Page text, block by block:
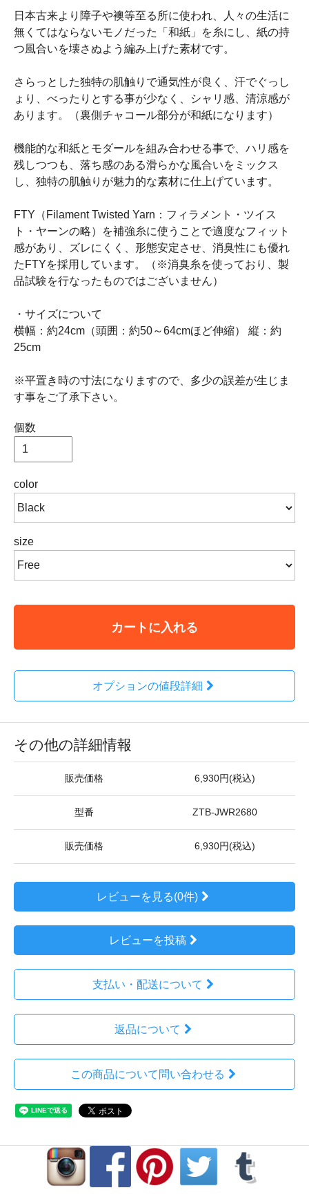
日本古来より障子や襖等至る所に使われ、人々の生活に
無くてはならないモノだった「和紙」を糸にし、紙の持
つ風合いを壊さぬよう編み上げた素材です。
さらっとした独特の肌触りで通気性が良く、汗でぐっし
ょり、べったりとする事が少なく、シャリ感、清涼感が
あります。（裏側チャコール部分が和紙になります）
機能的な和紙とモダールを組み合わせる事で、ハリ感を
残しつつも、落ち感のある滑らかな風合いをミックス
し、独特の肌触りが魅力的な素材に仕上げています。
FTY（Filament Twisted Yarn：フィラメント・ツイス
ト・ヤーンの略）を補強糸に使うことで適度なフィット
感があり、ズレにくく、形態安定させ、消臭性にも優れ
たFTYを採用しています。（※消臭糸を使っており、製
品試験を行なったものではございません）
・サイズについて
横幅：約24cm（頭囲：約50～64cmほど伸縮） 縦：約
25cm
※平置き時の寸法になりますので、多少の誤差が生じま
す事をご了承下さい。
個数
color
size
カートに入れる
オプションの値段詳細
その他の詳細情報
販売価格 6,930円(税込)
型番 ZTB-JWR2680
販売価格 6,930円(税込)
レビューを見る(0件)
レビューを投稿
支払い・配送について
返品について
この商品について問い合わせる